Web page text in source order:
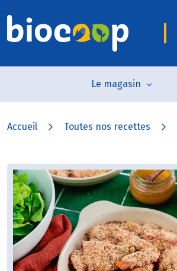
Le magasin
Accueil Toutes nos recettes